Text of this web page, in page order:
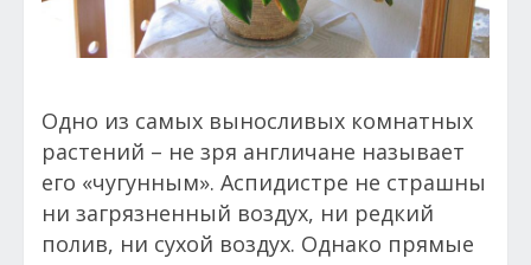
Одно из самых выносливых комнатных
растений – не зря англичане называет
его «чугунным». Аспидистре не страшны
ни загрязненный воздух, ни редкий
полив, ни сухой воздух. Однако прямые